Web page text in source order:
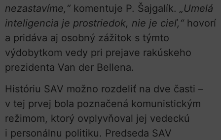
nezastavíme,“ komentuje P. Šajgalík. „Umelá
inteligencia je prostriedok, nie je cieľ,“ hovorí
a pridáva aj osobný zážitok s týmto
výdobytkom vedy pri prejave rakúskeho
prezidenta Van der Bellena.
Históriu SAV možno rozdeliť na dve časti –
v tej prvej bola poznačená komunistickým
režimom, ktorý ovplyvňoval jej vedeckú
i personálnu politiku. Predseda SAV